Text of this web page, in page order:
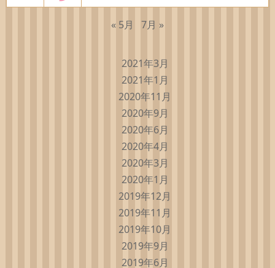
« 5月 7月 »
2021年3月
2021年1月
2020年11月
2020年9月
2020年6月
2020年4月
2020年3月
2020年1月
2019年12月
2019年11月
2019年10月
2019年9月
2019年6月